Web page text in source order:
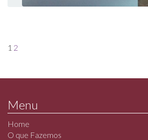
1 2
Menu
Home
O que Fazemos